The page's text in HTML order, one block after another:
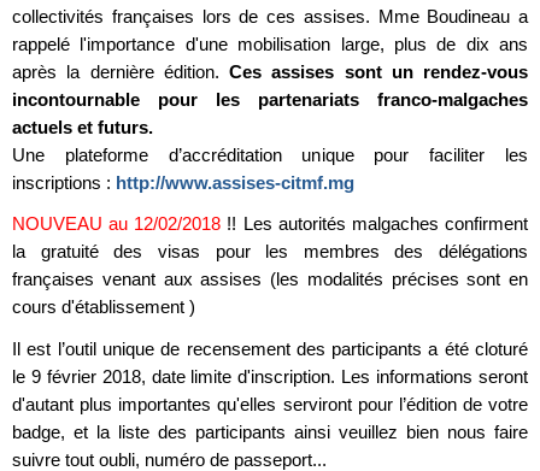
collectivités françaises lors de ces assises. Mme Boudineau a
rappelé l'importance d'une mobilisation large, plus de dix ans
après la dernière édition. Ces assises sont un rendez-vous
incontournable pour les partenariats franco-malgaches
actuels et futurs.
Une plateforme d’accréditation unique pour faciliter les
inscriptions : http://www.assises-citmf.mg
NOUVEAU au 12/02/2018 !! Les autorités malgaches confirment
la gratuité des visas pour les membres des délégations
françaises venant aux assises (les modalités précises sont en
cours d'établissement )
Il est l’outil unique de recensement des participants a été cloturé
le 9 février 2018, date limite d'inscription. Les informations seront
d'autant plus importantes qu'elles serviront pour l’édition de votre
badge, et la liste des participants ainsi veuillez bien nous faire
suivre tout oubli, numéro de passeport...